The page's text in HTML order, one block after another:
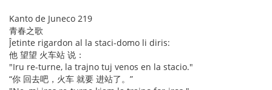
Kanto de Juneco 219
青春之歌
Ĵetinte rigardon al la staci-domo li diris:
他 望望 火车站 说：
"Iru re-turne, la trajno tuj venos en la stacio."
“你 回去吧，火车 就要 进站了。”